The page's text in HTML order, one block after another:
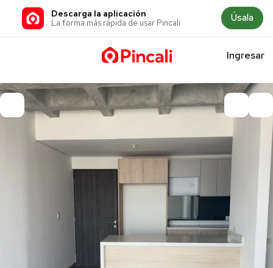
Descarga la aplicación
La forma más rápida de usar Pincali Úsala
Ingresar